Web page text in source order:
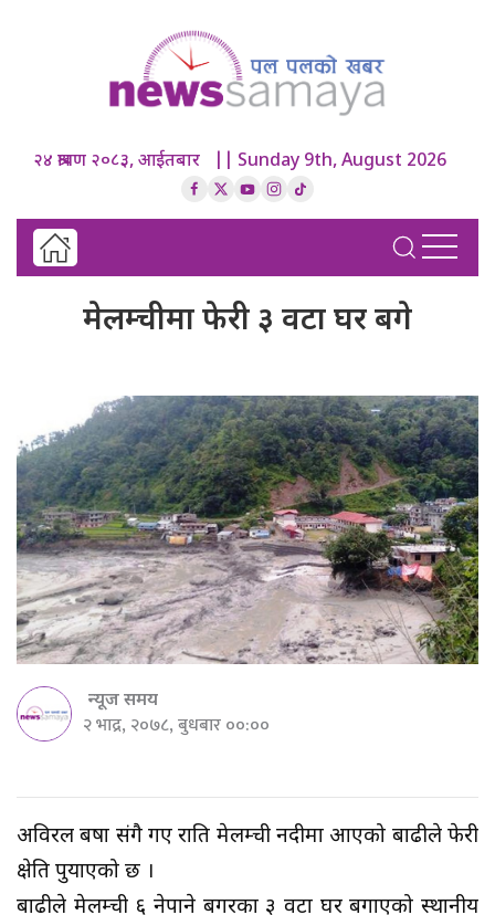
२४ श्रावण २०८३, आईतबार || Sunday 9th, August 2026
मेलम्चीमा फेरी ३ वटा घर बगे
न्यूज समय
२ भाद्र, २०७८, बुधबार ००:००
अविरल बर्षा संगै गए राति मेलम्ची नदीमा आएको बाढीले फेरी
क्षेति पुर्याएको छ ।
बाढीले मेलम्ची ६ नेपाने बगरका ३ वटा घर बगाएको स्थानीय